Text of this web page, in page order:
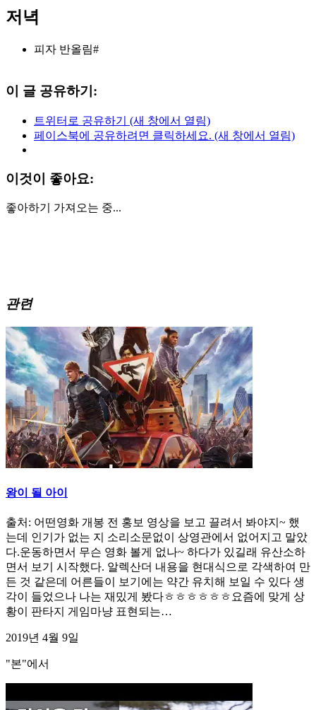
저녁
피자 반올림#
이 글 공유하기:
트위터로 공유하기 (새 창에서 열림)
페이스북에 공유하려면 클릭하세요. (새 창에서 열림)
이것이 좋아요:
좋아하기 가져오는 중...
관련
왕이 될 아이
출처: 어떤영화 개봉 전 홍보 영상을 보고 끌려서 봐야지~ 했
는데 인기가 없는 지 소리소문없이 상영관에서 없어지고 말았
다.운동하면서 무슨 영화 볼게 없나~ 하다가 있길래 유산소하
면서 보기 시작했다. 알렉산더 내용을 현대식으로 각색하여 만
든 것 같은데 어른들이 보기에는 약간 유치해 보일 수 있다 생
각이 들었으나 나는 재밌게 봤다ㅎㅎㅎㅎㅎㅎ요즘에 맞게 상
황이 판타지 게임마냥 표현되는…
2019년 4월 9일
"본"에서